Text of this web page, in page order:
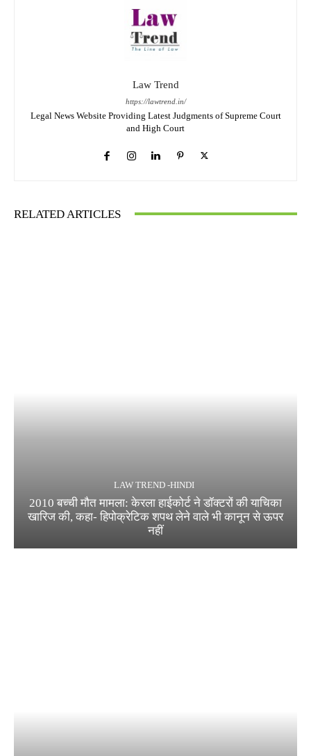
Law Trend
https://lawtrend.in/
Legal News Website Providing Latest Judgments of Supreme Court
and High Court
RELATED ARTICLES
LAW TREND -HINDI
2010 बच्ची मौत मामला: केरला हाईकोर्ट ने डॉक्टरों की याचिका
खारिज की, कहा- हिपोक्रेटिक शपथ लेने वाले भी कानून से ऊपर
नहीं